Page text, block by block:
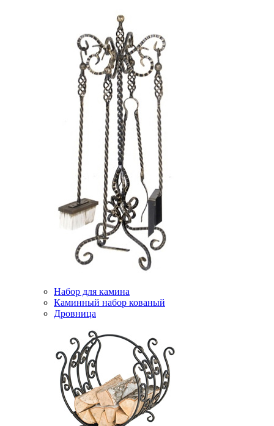
Набор для камина
Каминный набор кованый
Дровница